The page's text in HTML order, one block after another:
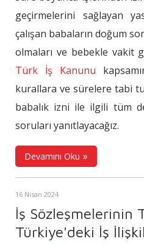
geçirmelerini sağlayan
çalışan babaların doğum
olmaları ve bebekle vakit
Türk İş Kanunu
kurallara ve sürelere tabi
babalık izni ile ilgili tüm
soruları yanıtlayacağız.
Devamını Oku
16 Nisan 2024
İş Sözleşmelerinin
Türkiye'deki İş